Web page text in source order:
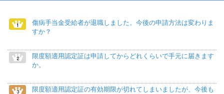
傷病手当金受給者が退職しました。今後の申請方法は変わりま
すか？
限度額適用認定証は申請してからどれくらいで手元に届きます
か。
限度額適用認定証の有効期限が切れてしまいましたが、今後も